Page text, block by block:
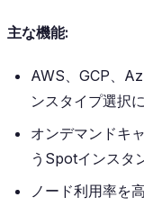
主な機能:
AWS、GCP、
ンスタイプ選択
オンデマンドキ
うSpotインスタ
ノード利用率を